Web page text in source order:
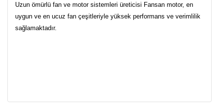
Uzun ömürlü fan ve motor sistemleri üreticisi Fansan motor, en
uygun ve en ucuz fan çeşitleriyle yüksek performans ve verimlilik
sağlamaktadır.